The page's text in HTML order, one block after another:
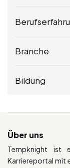
Branche
Bildung
Über uns
Tempknight ist
Karriereportal mit